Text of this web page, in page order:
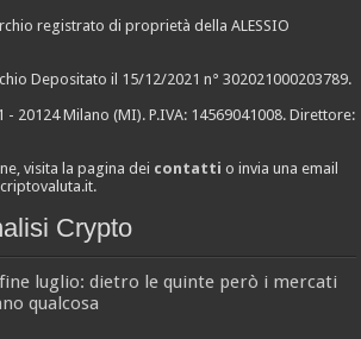
registrato di proprietà della ALESSIO
Depositato il 15/12/2021 n° 302021000203789.
- 20124 Milano (MI). P.IVA: 14569041008. Direttore:
visita la pagina dei contatti o invia una email
.
Crypto
luglio: dietro le quinte però i mercati
qualcosa